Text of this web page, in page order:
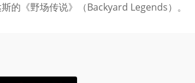
的《野场传说》（Backyard Legends）。